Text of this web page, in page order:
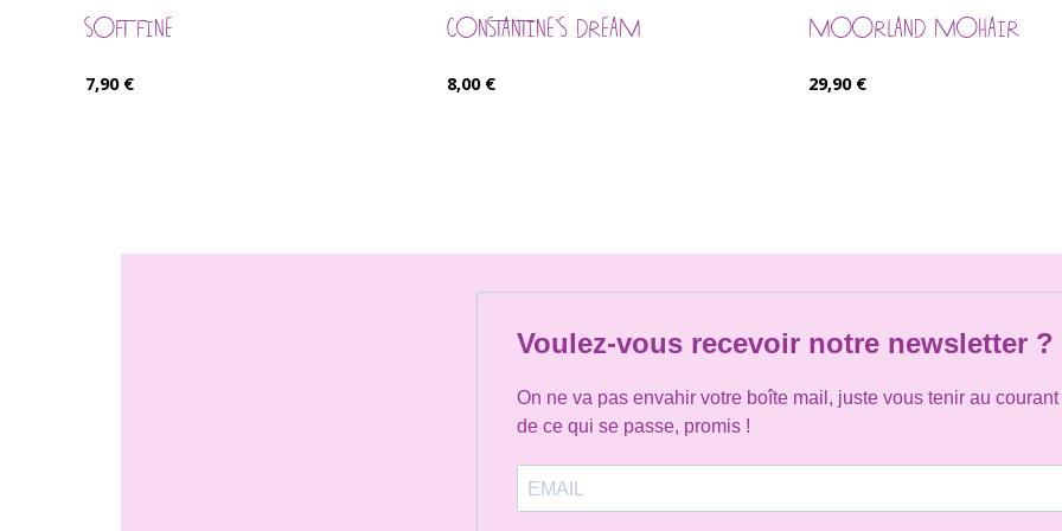
SOFT FINE
7,90 €
CONSTANTINE’S DREAM
8,00 €
MOORLAND MOHAIR
29,90 €
Voulez-vous recevoir notre newsletter ?
On ne va pas envahir votre boîte mail, juste vous tenir au courant
de ce qui se passe, promis !